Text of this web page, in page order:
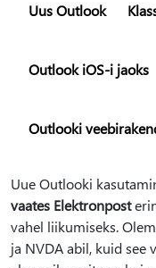
Uus Outlook
Outlook iOS-i jaoks
Outlooki
Uue Outlooki
vaates Elektronpost
vahel liikumiseks.
ja NVDA abil, kuid see